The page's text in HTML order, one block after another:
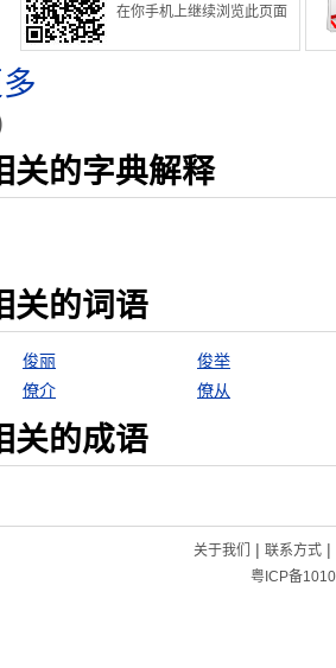
在你手机上继续浏览此页面
关的字典解释
关的词语
俊丽
俊举
僚介 僚从
关的成语
关于我们 | 联系方式|
粤ICP备